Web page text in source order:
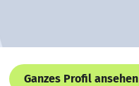
Ganzes Profil ansehen